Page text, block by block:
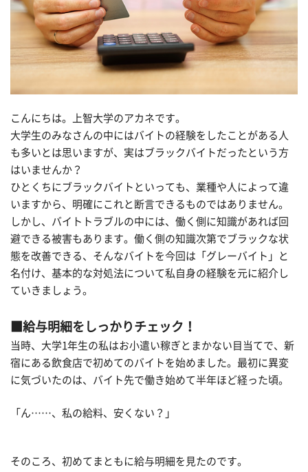
こんにちは。上智大学のアカネです。
大学生のみなさんの中にはバイトの経験をしたことがある人
も多いとは思いますが、実はブラックバイトだったという方
はいませんか？
ひとくちにブラックバイトといっても、業種や人によって違
いますから、明確にこれと断言できるものではありません。
しかし、バイトトラブルの中には、働く側に知識があれば回
避できる被害もあります。働く側の知識次第でブラックな状
態を改善できる、そんなバイトを今回は「グレーバイト」と
名付け、基本的な対処法について私自身の経験を元に紹介し
ていきましょう。
■給与明細をしっかりチェック！
当時、大学1年生の私はお小遣い稼ぎとまかない目当てで、新
宿にある飲食店で初めてのバイトを始めました。最初に異変
に気づいたのは、バイト先で働き始めて半年ほど経った頃。
「ん……、私の給料、安くない？」
そのころ、初めてまともに給与明細を見たのです。